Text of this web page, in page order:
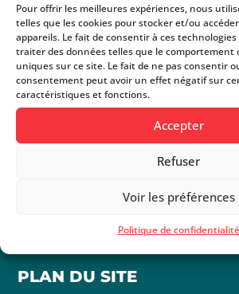
Pour offrir les meilleures expériences, nous
telles que les cookies pour stocker et/ou
appareils. Le fait de consentir à ces
traiter des données telles que le comportement
uniques sur ce site. Le fait de ne pas consentir
consentement peut avoir un effet négatif sur
caractéristiques et fonctions.
Accepter
Refuser
Voir les préférences
Politique de confidentialité
NOUS ÉCRIRE
PLAN DU SITE